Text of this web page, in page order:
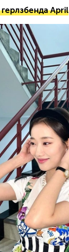
April